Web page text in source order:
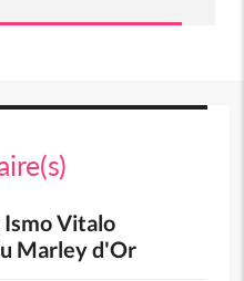
Ismo Vitalo
Marley d'Or